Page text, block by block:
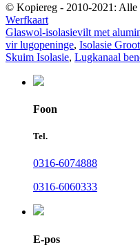
© Kopiereg - 2010-2021: Alle
Werfkaart
Glaswol-isolasievilt met
vir lugopeninge, Isolasie
Skuim Isolasie, Lugkanaal
Foon
Tel.
0316-6074888
0316-6060333
E-pos